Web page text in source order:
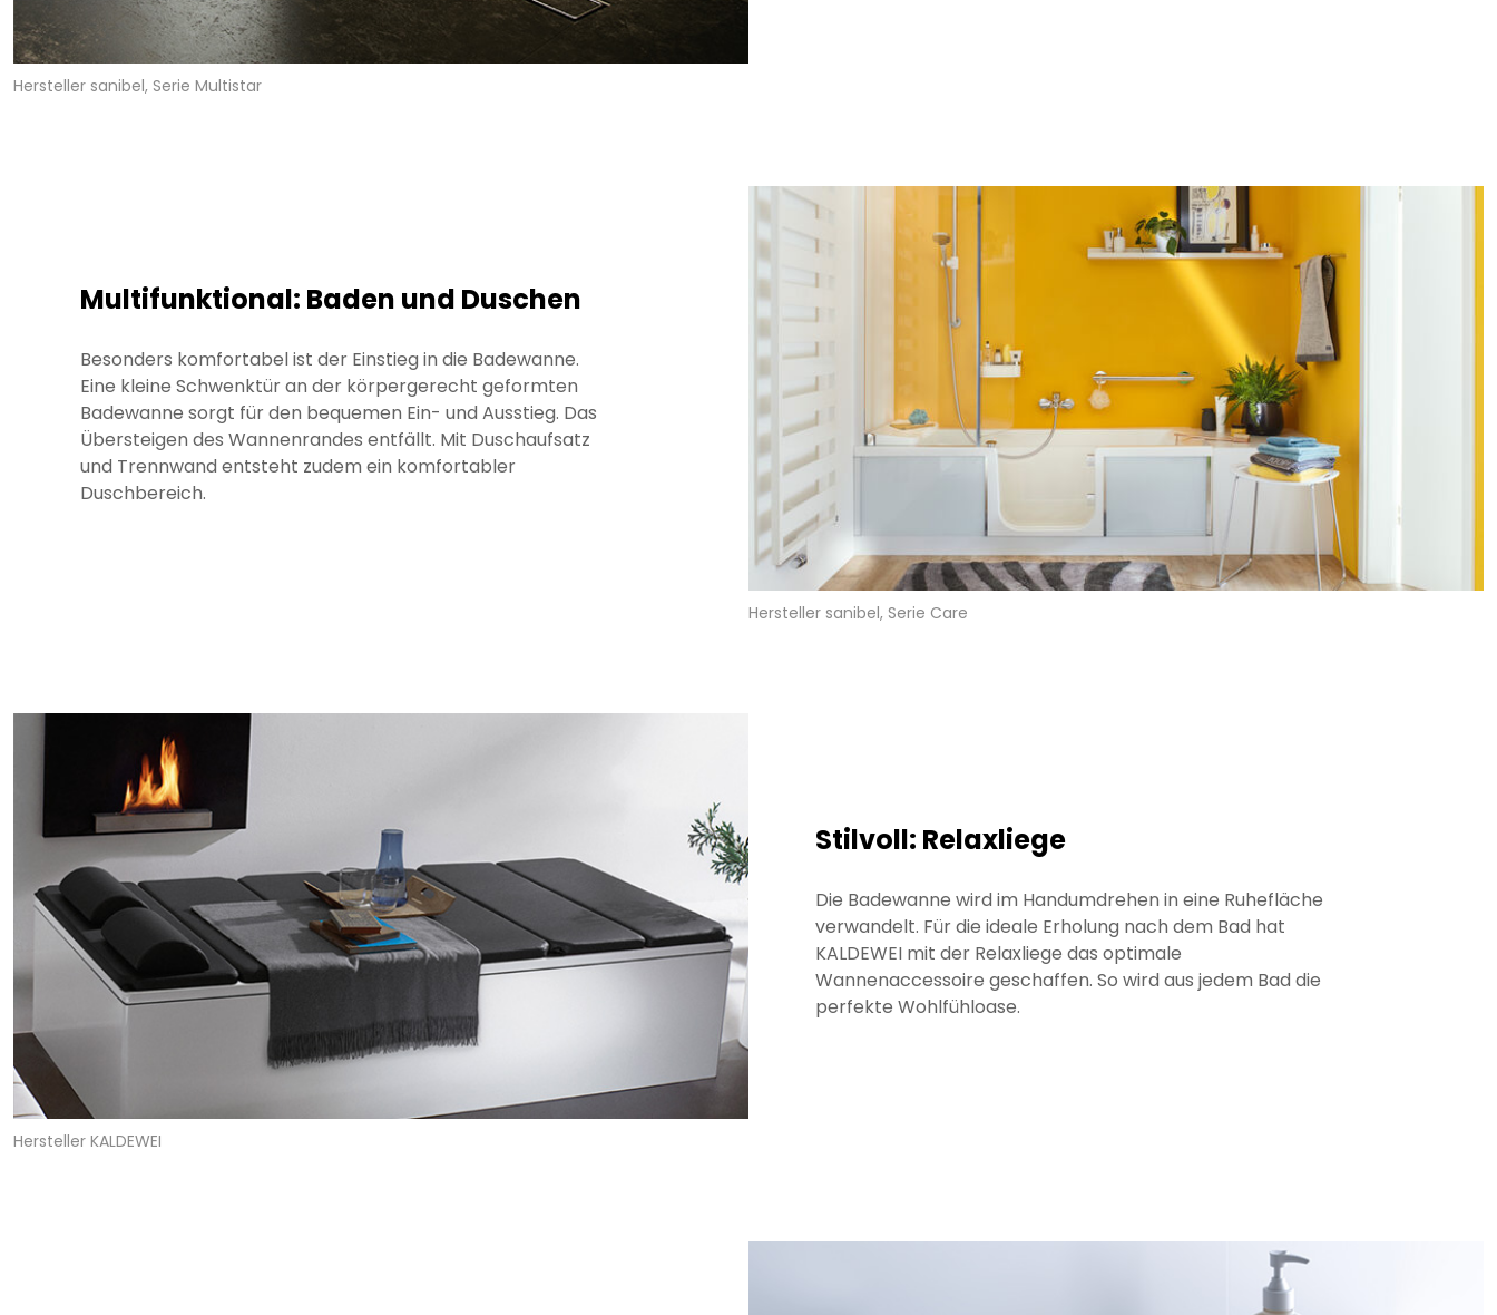
Hersteller sanibel, Serie Multistar
Hersteller sanibel, Serie Care
Multifunktional: Baden und Duschen
Besonders komfortabel ist der Einstieg in die Badewanne.
Eine kleine Schwenktür an der körpergerecht geformten
Badewanne sorgt für den bequemen Ein- und Ausstieg. Das
Übersteigen des Wannenrandes entfällt. Mit Duschaufsatz
und Trennwand entsteht zudem ein komfortabler
Duschbereich.
Hersteller KALDEWEI
Stilvoll: Relaxliege
Die Badewanne wird im Handumdrehen in eine Ruhefläche
verwandelt. Für die ideale Erholung nach dem Bad hat
KALDEWEI mit der Relaxliege das optimale
Wannenaccessoire geschaffen. So wird aus jedem Bad die
perfekte Wohlfühloase.